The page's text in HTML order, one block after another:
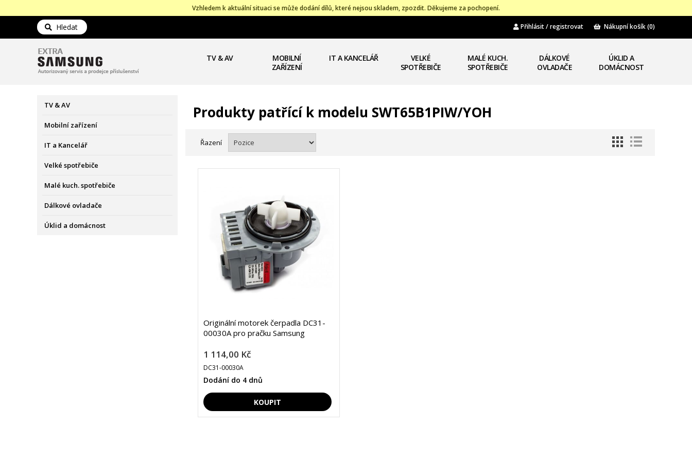
Vzhledem k aktuální situaci se může dodání dílů, které nejsou skladem, zpozdit. Děkujeme za pochopení.
Hledat Přihlásit / registrovat Nákupní košík(0)
TV & AV
MOBILNÍ
ZAŘÍZENÍ
IT A KANCELÁŘ
VELKÉ
SPOTŘEBIČE
MALÉ KUCH.
SPOTŘEBIČE
DÁLKOVÉ
OVLADAČE
ÚKLID A
DOMÁCNOST
TV & AV
Mobilní zařízení
IT a Kancelář
Velké spotřebiče
Malé kuch. spotřebiče
Dálkové ovladače
Úklid a domácnost
Produkty patřící k modelu SWT65B1PIW/YOH
Řazení
Originální motorek čerpadla DC31-
00030A pro pračku Samsung
1 114,00 Kč
DC31-00030A
Dodání do 4 dnů